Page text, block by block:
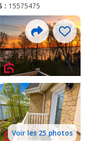
: 15575475
Voir les 25 photos